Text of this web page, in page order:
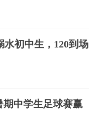
初中生，120到场
中学生足球赛赢